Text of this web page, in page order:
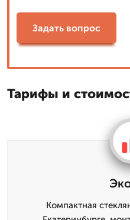
Задать вопрос
Тарифы и
Компактная